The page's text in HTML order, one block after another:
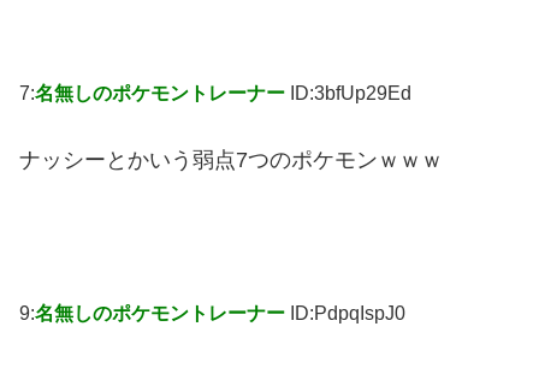
7:名無しのポケモントレーナー ID:3bfUp29Ed
ナッシーとかいう弱点7つのポケモンｗｗｗ
9:名無しのポケモントレーナー ID:PdpqIspJ0